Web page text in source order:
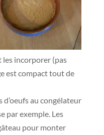
les incorporer (pas
est compact tout de
d’oeufs au congélateur
par exemple. Les
pour monter